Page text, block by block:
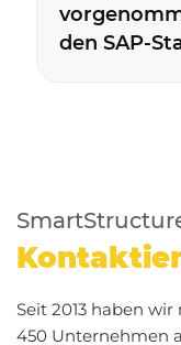
den SAP-
Seit 2013 haben
450 Unternehmen